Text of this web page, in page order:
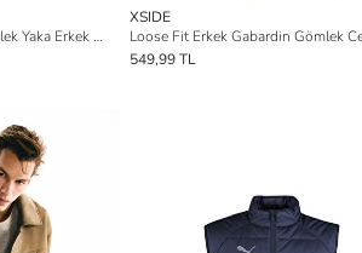
Gabardin Rahat Kalıp Gömlek Yaka Erkek Ceket
XSIDE
Loose Fit Erkek Gabardin Gömlek
549,99 TL